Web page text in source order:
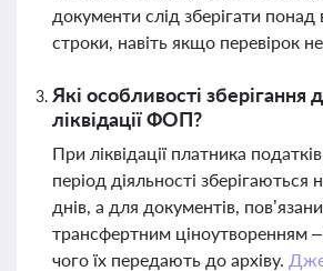
документи слід зберігати понад
строки, навіть якщо перевірок
Які особливості зберігання
ліквідації ФОП?
При ліквідації платника
період діяльності
днів, а для документів,
трансфертним ціноутворенням –
чого їх передають до архіву.